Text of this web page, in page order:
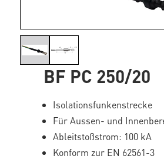
BF PC 250/20
Isolationsfunkenstrecke
Für Aussen- und
Ableitstoßstrom: 100 kA
Konform zur EN 62561-3